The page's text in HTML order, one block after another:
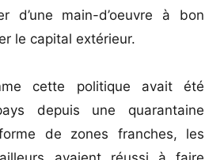
d’une main-d’oeuvre à bon
le capital extérieur.
cette politique avait été
depuis une quarantaine
de zones franches, les